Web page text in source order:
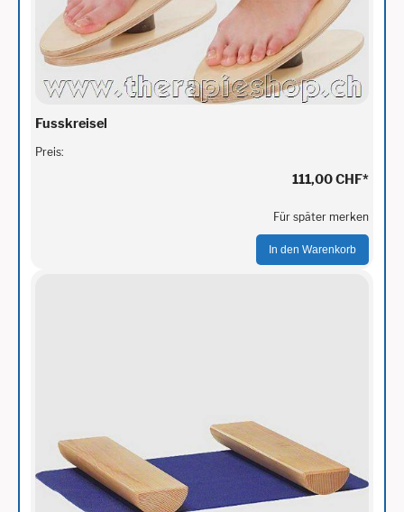
Fusskreisel
Preis:
111,00 CHF*
Für später merken
In den Warenkorb